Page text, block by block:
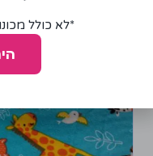
*לא כולל